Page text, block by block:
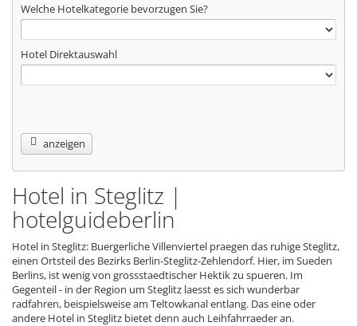
Welche Hotelkategorie bevorzugen Sie?
Hotel Direktauswahl
anzeigen
Hotel in Steglitz |
hotelguideberlin
Hotel in Steglitz: Buergerliche Villenviertel praegen das ruhige Steglitz,
einen Ortsteil des Bezirks Berlin-Steglitz-Zehlendorf. Hier, im Sueden
Berlins, ist wenig von grossstaedtischer Hektik zu spueren. Im
Gegenteil - in der Region um Steglitz laesst es sich wunderbar
radfahren, beispielsweise am Teltowkanal entlang. Das eine oder
andere Hotel in Steglitz bietet denn auch Leihfahrraeder an.